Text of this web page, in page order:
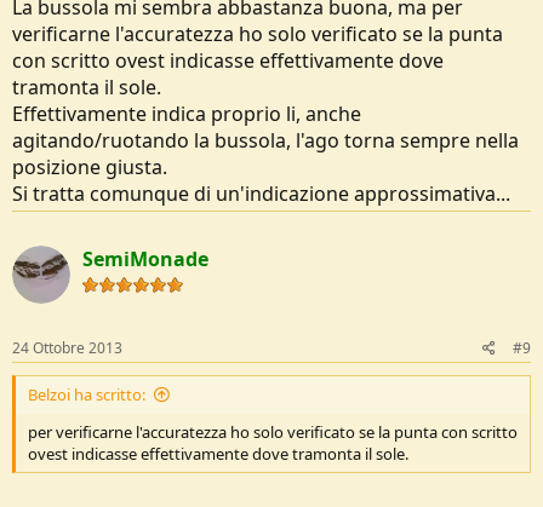
La bussola mi sembra abbastanza buona, ma per
verificarne l'accuratezza ho solo verificato se la punta
con scritto ovest indicasse effettivamente dove
tramonta il sole.
Effettivamente indica proprio li, anche
agitando/ruotando la bussola, l'ago torna sempre nella
posizione giusta.
Si tratta comunque di un'indicazione approssimativa...
SemiMonade
24 Ottobre 2013 #9
Belzoi ha scritto:
per verificarne l'accuratezza ho solo verificato se la punta con scritto
ovest indicasse effettivamente dove tramonta il sole.